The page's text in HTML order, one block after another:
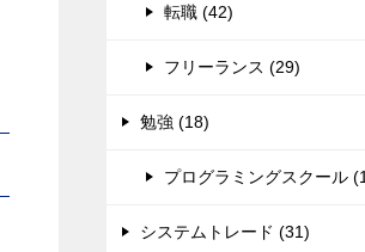
転職 (42)
フリーランス (29)
勉強 (18)
プログラミングスクール
システムトレード (31)